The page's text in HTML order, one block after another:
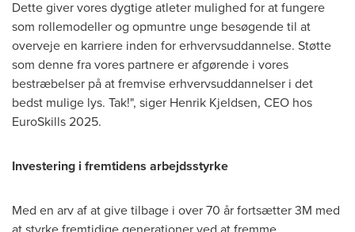
Dette giver vores dygtige atleter mulighed for at fungere
som rollemodeller og opmuntre unge besøgende til at
overveje en karriere inden for erhvervsuddannelse. Støtte
som denne fra vores partnere er afgørende i vores
bestræbelser på at fremvise erhvervsuddannelser i det
bedst mulige lys. Tak!", siger Henrik Kjeldsen, CEO hos
EuroSkills 2025.
Investering i fremtidens arbejdsstyrke
Med en arv af at give tilbage i over 70 år fortsætter3M med